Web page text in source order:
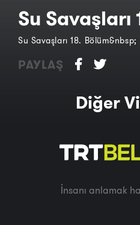
Su Savaşları
Su Savaşları 18. Bölüm&nbsp;
PAYLAŞ
Diğer
İnsanı anlamak